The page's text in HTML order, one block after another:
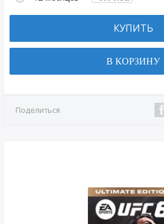
КУПИТЬ
В КОРЗИНУ
Поделиться